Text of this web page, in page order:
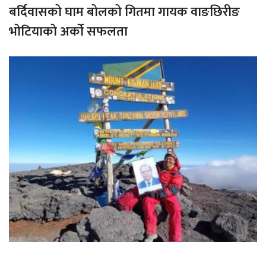
बर्दिवासको घाम बोलको गितमा गायक वाङछिरीङ
भोटियाको अर्को सफलता